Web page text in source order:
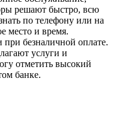
решают быстро, всю
по телефону или на
место и время.
безналичной оплате.
услуги и
отметить высокий
банке.